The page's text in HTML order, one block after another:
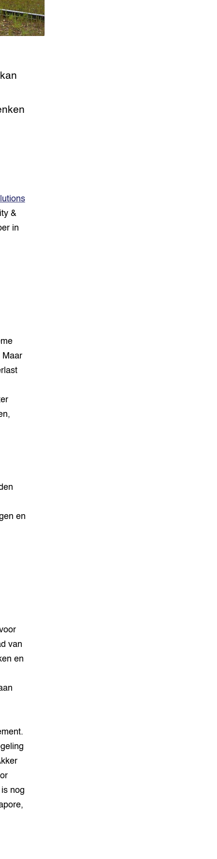
&
in
Maar
en
van
en
nog